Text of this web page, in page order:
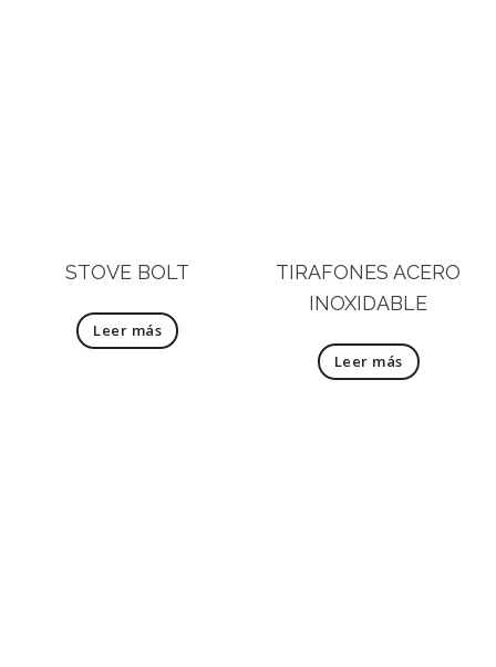
STOVE BOLT
Leer más
TIRAFONES ACERO
INOXIDABLE
Leer más